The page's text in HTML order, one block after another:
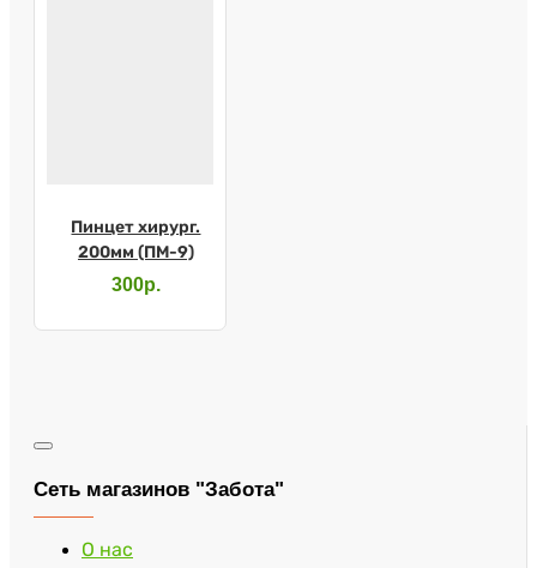
Пинцет хирург.
200мм (ПМ-9)
300р.
Сеть магазинов "Забота"
О нас